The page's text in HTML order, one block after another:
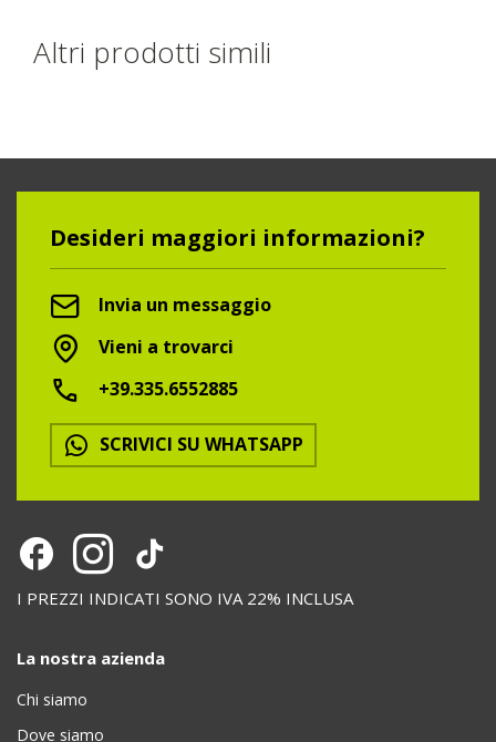
Altri prodotti simili
Desideri maggiori informazioni?
Invia un messaggio
Vieni a trovarci
+39.335.6552885
SCRIVICI SU WHATSAPP
I PREZZI INDICATI SONO IVA 22% INCLUSA
La nostra azienda
Chi siamo
Dove siamo